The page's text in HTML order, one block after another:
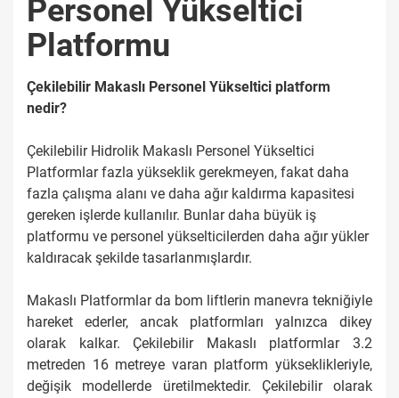
Personel Yükseltici
Platformu
Çekilebilir Makaslı Personel Yükseltici platform
nedir?
Çekilebilir Hidrolik Makaslı Personel Yükseltici
Platformlar fazla yükseklik gerekmeyen, fakat daha
fazla çalışma alanı ve daha ağır kaldırma kapasitesi
gereken işlerde kullanılır. Bunlar daha büyük iş
platformu ve personel yükselticilerden daha ağır yükler
kaldıracak şekilde tasarlanmışlardır.
Makaslı Platformlar da bom liftlerin manevra tekniğiyle
hareket ederler, ancak platformları yalnızca dikey
olarak kalkar. Çekilebilir Makaslı platformlar 3.2
metreden 16 metreye varan platform yükseklikleriyle,
değişik modellerde üretilmektedir. Çekilebilir olarak